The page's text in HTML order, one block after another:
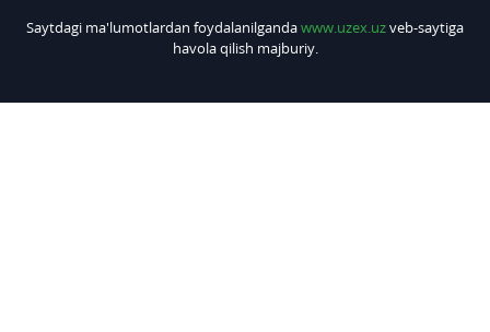
Saytdagi ma'lumotlardan foydalanilgandawww.uzex.uzveb-saytiga
havola qilish majburiy.